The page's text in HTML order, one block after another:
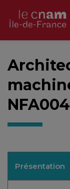
NFA004
Présentation